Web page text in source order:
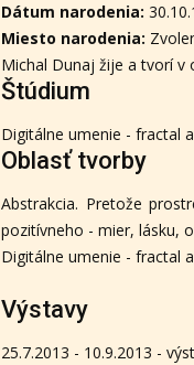
Dátum narodenia:
Miesto narodenia:
Michal Dunaj žije a tvorí v
Štúdium
Digitálne umenie - fractal
Oblasť tvorby
Abstrakcia. Pretože
pozitívneho - mier, lásku,
Digitálne umenie - fractal
Výstavy
25.7.2013 - 10.9.2013 -